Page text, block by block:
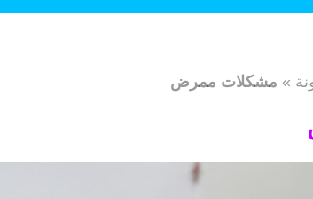
» مشكلات ممرض